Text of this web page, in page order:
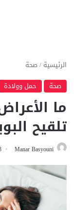
الرئيسية /صحة
صحة
حمل وولادة
ما
تلقيح
Manar Basyouni
3